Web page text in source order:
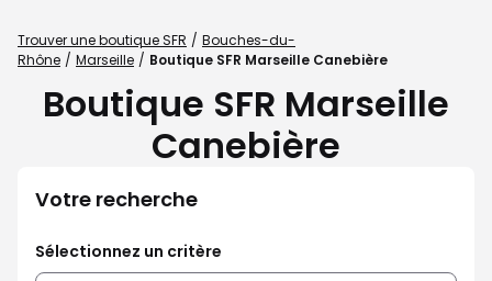
Trouver une boutique SFR
Bouches-du-
Rhône
Marseille Boutique SFR Marseille Canebière
Boutique SFR Marseille
Canebière
Votre recherche
Sélectionnez un critère